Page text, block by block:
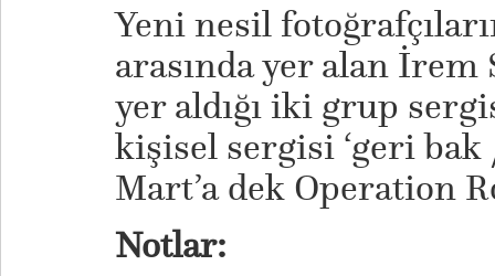
​Yeni nesil
arasında yer alan İrem
yer aldığı iki grup
kişisel sergisi ‘geri bak
Mart’a dek Operation
Notlar: